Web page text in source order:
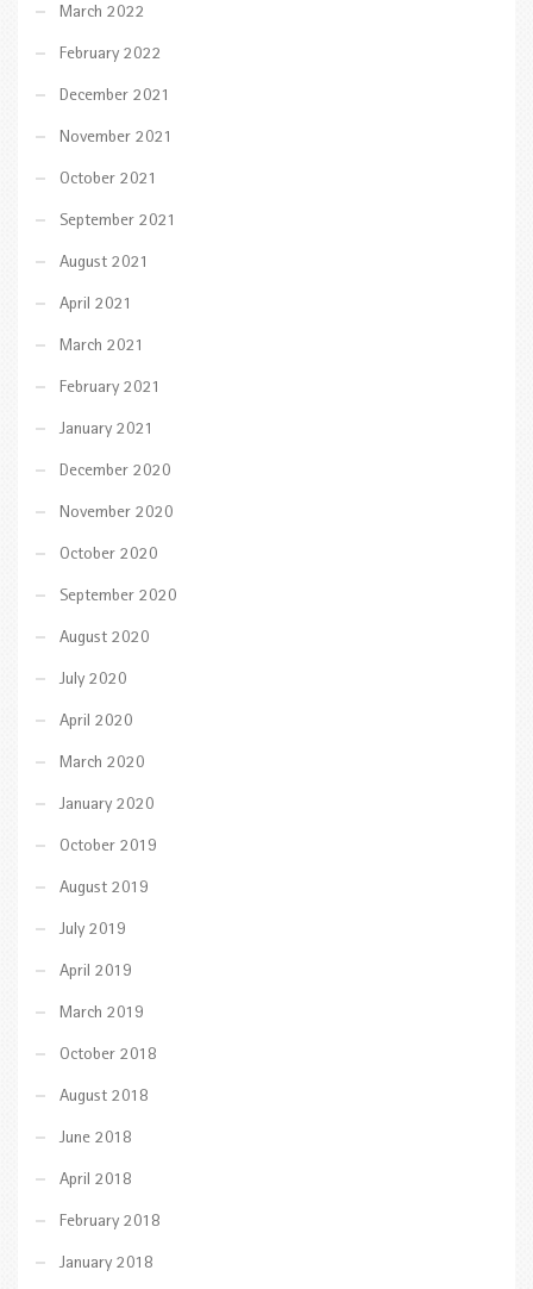
March 2022
February 2022
December 2021
November 2021
October 2021
September 2021
August 2021
April 2021
March 2021
February 2021
January 2021
December 2020
November 2020
October 2020
September 2020
August 2020
July 2020
April 2020
March 2020
January 2020
October 2019
August 2019
July 2019
April 2019
March 2019
October 2018
August 2018
June 2018
April 2018
February 2018
January 2018